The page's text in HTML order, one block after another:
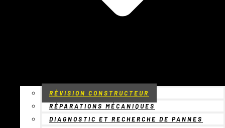
RÉVISION CONSTRUCTEUR
RÉPARATIONS MÉCANIQUES
DIAGNOSTIC ET RECHERCHE DE PANNES